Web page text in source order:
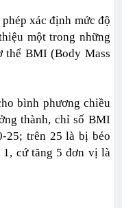
xác định mức độ
một trong những
thể BMI (Body Mass
bình phương chiều
thành, chỉ số BMI
25; trên 25 là bị béo
cứ tăng 5 đơn vị là